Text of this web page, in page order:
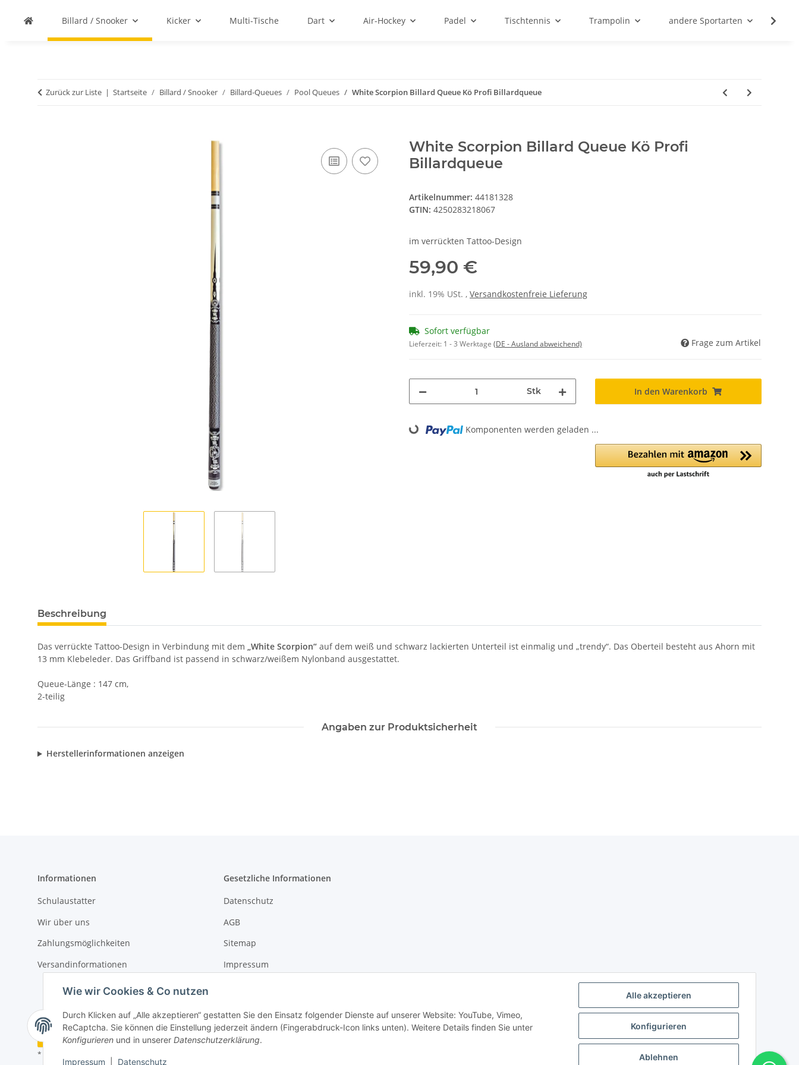
Alle akzeptieren
Konfigurieren
Ablehnen
Wie wir Cookies & Co nutzen
Durch Klicken auf „Alle akzeptieren“ gestatten Sie den Einsatz folgender Dienste auf unserer Website: YouTube, Vimeo,
ReCaptcha. Sie können die Einstellung jederzeit ändern (Fingerabdruck-Icon links unten). Weitere Details finden Sie unter
Konfigurieren und in unserer Datenschutzerklärung.
Impressum Datenschutz
Billard / Snooker Kicker Multi-Tische Dart Air-Hockey Padel Tischtennis Trampolin andere Sportarten
Zurück zur Liste Startseite Billard / Snooker Billard-Queues Pool Queues White Scorpion Billard Queue Kö Profi Billardqueue
White Scorpion Billard Queue Kö Profi
Billardqueue
Artikelnummer: 44181328
GTIN: 4250283218067
im verrückten Tattoo-Design
59,90 €
inkl. 19% USt. , Versandkostenfreie Lieferung
Sofort verfügbar
Lieferzeit: 1 - 3 Werktage (DE - Ausland abweichend) Frage zum Artikel
Stk In den Warenkorb
Loading... Komponenten werden geladen ...
Beschreibung
Das verrückte Tattoo-Design in Verbindung mit dem „White Scorpion“ auf dem weiß und schwarz lackierten Unterteil ist einmalig und „trendy“. Das Oberteil besteht aus Ahorn mit
13 mm Klebeleder. Das Griffband ist passend in schwarz/weißem Nylonband ausgestattet.
Queue-Länge : 147 cm,
2-teilig
Angaben zur Produktsicherheit
Herstellerinformationen anzeigen
Informationen
Schulaustatter
Wir über uns
Zahlungsmöglichkeiten
Versandinformationen
Gesetzliche Informationen
Datenschutz
AGB
Sitemap
Impressum
Vertrag widerrufen
* Alle Preise inkl. gesetzlicher USt., zzgl.